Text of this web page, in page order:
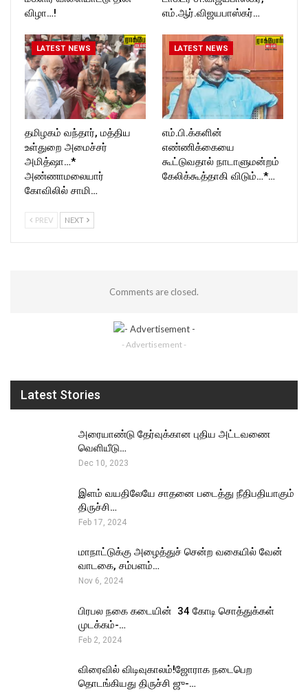
விழா…!
எம்.ஆர்.விஜயபாஸ்கர்…
LATEST NEWS
தமிழகம் வந்தார், மத்திய
உள்துறை அமைச்சர்
அமித்ஷா…*
அண்ணாமலையார்
கோவிலில் சாமி…
LATEST NEWS
எம்.பி.க்களின்
எண்ணிக்கையை
கூட்டுவதால் நாடாளுமன்றம்
கேலிக்கூத்தாகி விடும்…*…
PREV NEXT
Comments are closed.
- Advertisement -
Latest Stories
அரையாண்டு தேர்வுக்கான புதிய அட்டவணை
வெளியீடு…
Dec 10, 2023
இளம் வயதிலேயே சாதனை படைத்து நீதிபதியாகும்
திருச்சி…
Feb 17, 2024
மாநாட்டுக்கு அழைத்துச் சென்ற வகையில் வேன்
வாடகை, சம்பளம்…
Nov 6, 2024
பிரபல நகை கடையின் ₹ 34 கோடி சொத்துக்கள்
முடக்கம்-…
Feb 2, 2024
விரைவில் விடிவுகாலம்!ஜோராக நடைபெற
தொடங்கியது திருச்சி ஜு-…